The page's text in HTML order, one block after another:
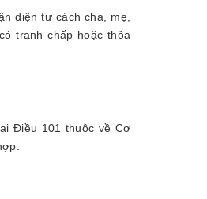
diện tư cách cha, mẹ,
tranh chấp hoặc thỏa
Điều 101 thuộc về Cơ